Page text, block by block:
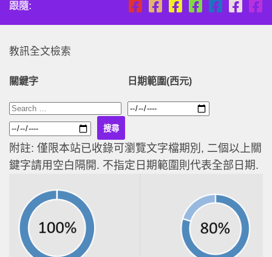
跟隨:
教訊全文檢索
關鍵字 日期範圍(西元)
附註: 僅限本站已收錄可瀏覽文字檔期別, 二個以上關
鍵字請用空白隔開. 不指定日期範圍則代表全部日期.